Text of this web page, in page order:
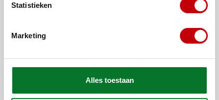
Statistieken
Marketing
Alles toestaan
Populaire merken
Abonneer je op onze nieuwsbrief
Blijf op de hoogte over onze laatste acties